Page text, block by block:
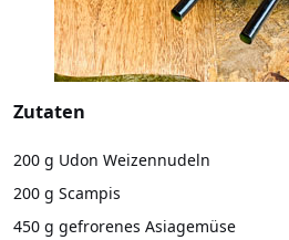
Zutaten
200 g Udon Weizennudeln
200 g Scampis
450 g gefrorenes Asiagemüse